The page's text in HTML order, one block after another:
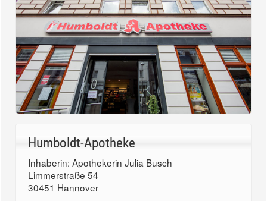
Humboldt-Apotheke
Inhaberin: Apothekerin Julia Busch
Limmerstraße 54
30451 Hannover